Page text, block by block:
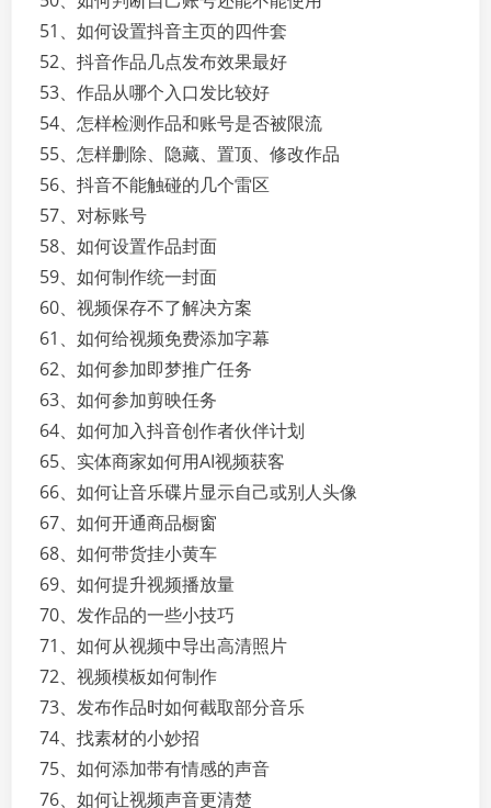
51、如何设置抖音主页的四件套
52、抖音作品几点发布效果最好
53、作品从哪个入口发比较好
54、怎样检测作品和账号是否被限流
55、怎样删除、隐藏、置顶、修改作品
56、抖音不能触碰的几个雷区
57、对标账号
58、如何设置作品封面
59、如何制作统一封面
60、视频保存不了解决方案
61、如何给视频免费添加字幕
62、如何参加即梦推广任务
63、如何参加剪映任务
64、如何加入抖音创作者伙伴计划
65、实体商家如何用AI视频获客
66、如何让音乐碟片显示自己或别人头像
67、如何开通商品橱窗
68、如何带货挂小黄车
69、如何提升视频播放量
70、发作品的一些小技巧
71、如何从视频中导出高清照片
72、视频模板如何制作
73、发布作品时如何截取部分音乐
74、找素材的小妙招
75、如何添加带有情感的声音
76、如何让视频声音更清楚